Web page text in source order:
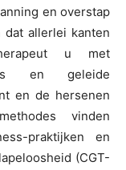
en overstap
dat allerlei kanten
u met
en geleide
en de hersenen
vinden
praktijken en
(CGT-